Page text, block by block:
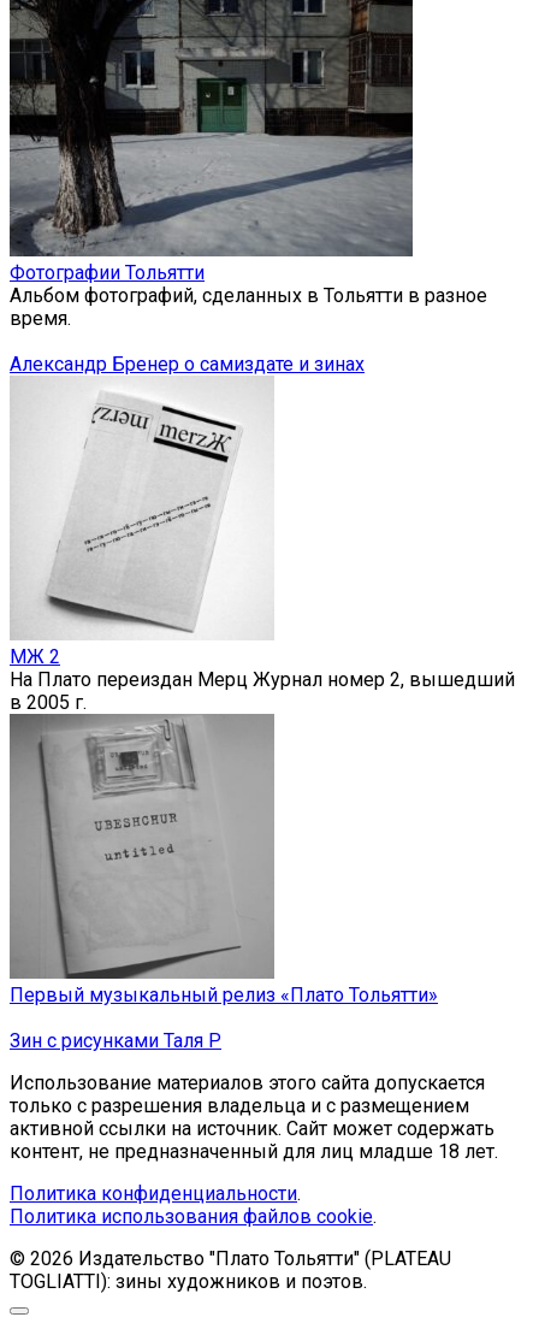
Фотографии Тольятти
Альбом фотографий, сделанных в Тольятти в разное
время.
Александр Бренер о самиздате и зинах
МЖ 2
На Плато переиздан Мерц Журнал номер 2, вышедший
в 2005 г.
Первый музыкальный релиз «Плато Тольятти»
Зин с рисунками Таля Р
Использование материалов этого сайта допускается
только с разрешения владельца и с размещением
активной ссылки на источник. Сайт может содержать
контент, не предназначенный для лиц младше 18 лет.
Политика конфиденциальности.
Политика использования файлов cookie.
© 2026 Издательство "Плато Тольятти" (PLATEAU
TOGLIATTI): зины художников и поэтов.